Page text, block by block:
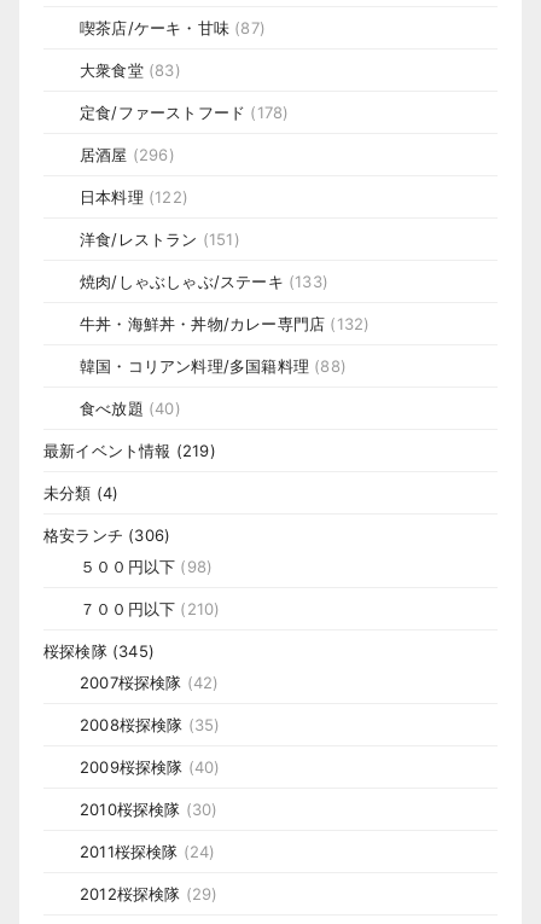
喫茶店/ケーキ・甘味 (87)
大衆食堂(83)
定食/ファーストフード (178)
居酒屋 (296)
日本料理 (122)
洋食/レストラン (151)
焼肉/しゃぶしゃぶ/ステーキ (133)
牛丼・海鮮丼・丼物/カレー専門店 (132)
韓国・コリアン料理/多国籍料理 (88)
食べ放題 (40)
最新イベント情報 (219)
未分類 (4)
格安ランチ (306)
５００円以下 (98)
７００円以下 (210)
桜探検隊(345)
2007桜探検隊 (42)
2008桜探検隊 (35)
2009桜探検隊 (40)
2010桜探検隊 (30)
2011桜探検隊 (24)
2012桜探検隊 (29)